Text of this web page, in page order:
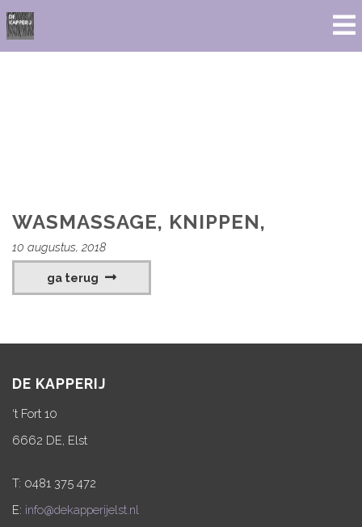
WASMASSAGE, KNIPPEN,
10 augustus, 2018
ga terug
DE KAPPERIJ
‘t Fort 10
6662 DE, Elst
T: 0481 375 472
E: info@dekapperijelst.nl